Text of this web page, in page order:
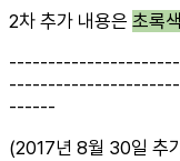
2차 추가 내용은 초록
------
(2017년 8월 30일 추